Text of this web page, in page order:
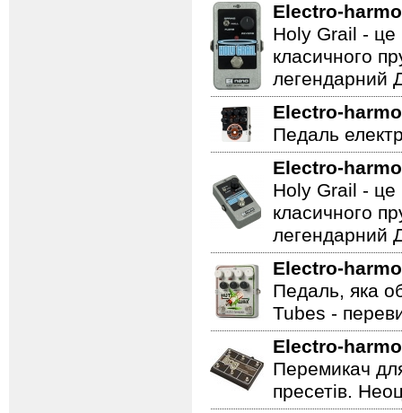
Electro-
Holy Grail - це
класичного
легендарний
Electro-
Педаль
Electro-
Holy Grail - це
класичного
легендарний
Electro-
Педаль, яка
Tubes -
Electro-
Перемикач
пресетів.